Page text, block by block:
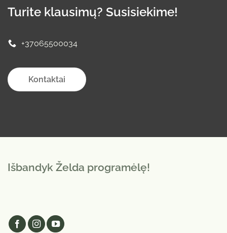
Turite klausimų? Susisiekime!
+37065500034
Kontaktai
Išbandyk Želda programėlę!